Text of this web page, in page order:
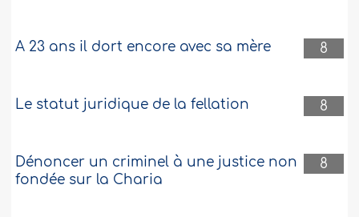
8
A 23 ans il dort encore avec sa mère
8
Le statut juridique de la fellation
8
Dénoncer un criminel à une justice non
fondée sur la Charia